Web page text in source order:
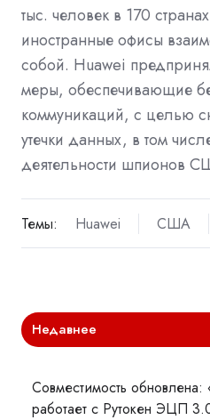
тыс. человек в 170
иностранные офисы
собой. Huawei
меры, обеспечивающие
коммуникаций, с целью
утечки данных, в том
деятельности шпионов
Темы: Huawei США
Недавнее
Совместимость
работает с Рутокен ЭЦП